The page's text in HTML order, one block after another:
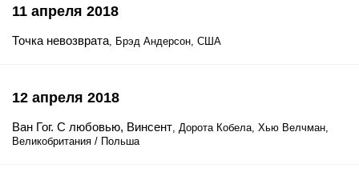
11 апреля 2018
Точка невозврата, Брэд Андерсон, США
12 апреля 2018
Ван Гог. С любовью, Винсент, Дорота Кобела, Хью Велчман,
Великобритания / Польша